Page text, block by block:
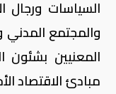
السياسات ورجال
والمجتمع المدني
المعنيين بشئون
مبادئ الاقتصاد